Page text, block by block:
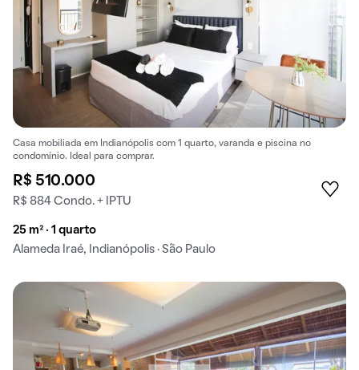
Casa mobiliada em Indianópolis com 1 quarto, varanda e piscina no
condomínio. Ideal para comprar.
R$ 510.000
R$ 884 Condo. + IPTU
25 m² · 1 quarto
Alameda Iraé, Indianópolis · São Paulo